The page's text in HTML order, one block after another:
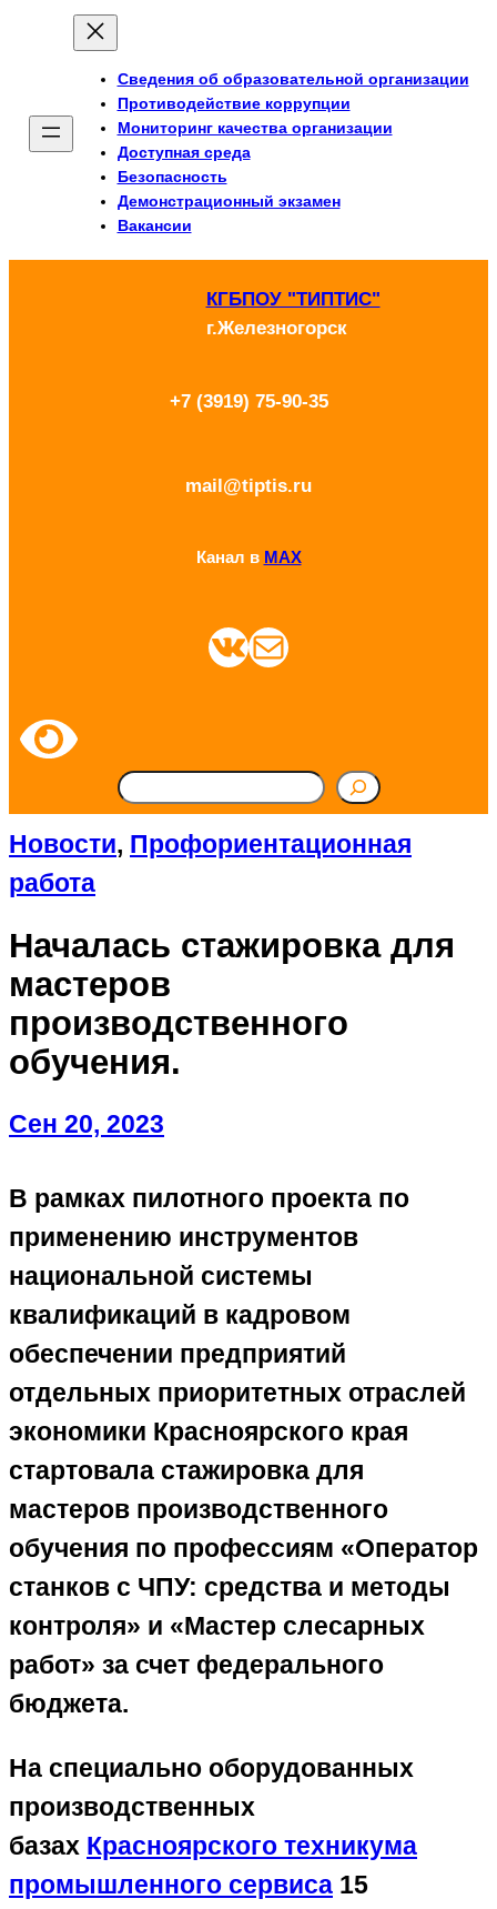
Перейти
содержимому
Сведения об образовательной организации
Противодействие коррупции
Мониторинг качества организации
Доступная среда
Безопасность
Демонстрационный экзамен
Вакансии
КГБПОУ "ТИПТИС"
г.Железногорск
+7 (3919) 75-90-35
mail@tiptis.ru
Канал в MAX
ВКонтакте Почта
П
и
к
Новости, Профориентационная
работа
Началась стажировка для
мастеров
производственного
обучения.
Сен 20, 2023
В рамках пилотного проекта по
применению инструментов
национальной системы
квалификаций в кадровом
обеспечении предприятий
отдельных приоритетных отраслей
экономики Красноярского края
стартовала стажировка для
мастеров производственного
обучения по профессиям «Оператор
станков с ЧПУ: средства и методы
контроля» и «Мастер слесарных
работ» за счет федерального
бюджета.
На специально оборудованных
производственных
базах Красноярского техникума
промышленного сервиса 15